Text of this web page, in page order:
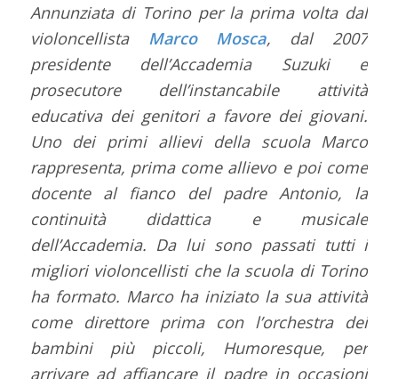
Annunziata di Torino per la prima volta dal
violoncellista Marco Mosca, dal 2007
presidente dell’Accademia Suzuki e
prosecutore dell’instancabile attività
educativa dei genitori a favore dei giovani.
Uno dei primi allievi della scuola Marco
rappresenta, prima come allievo e poi come
docente al fianco del padre Antonio, la
continuità didattica e musicale
dell’Accademia. Da lui sono passati tutti i
migliori violoncellisti che la scuola di Torino
ha formato. Marco ha iniziato la sua attività
come direttore prima con l’orchestra dei
bambini più piccoli, Humoresque, per
arrivare ad affiancare il padre in occasioni